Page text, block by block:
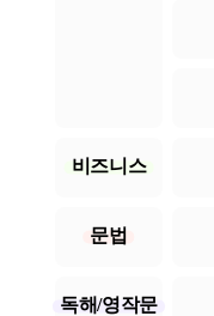
비즈니스
문법
독해/영작문